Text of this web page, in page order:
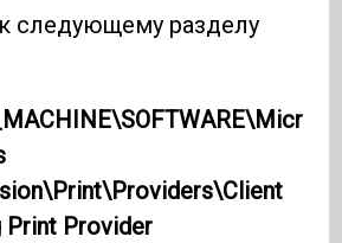
следующему разделу
Print Provider